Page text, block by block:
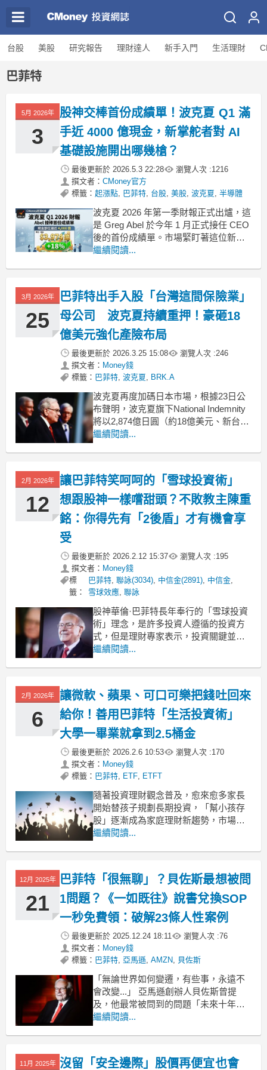
台股 美股 研究報告 理財達人 新手入門 生活理財
巴菲特
5月 2026年
3
股神交棒首份成績單！波克夏 Q1 滿
手近 4000 億現金，新掌舵者對 AI
基礎設施開出哪幾槍？
最後更新於 2026.5.3 22:28 瀏覽人次 :1216
撰文者： CMoney官方
標籤： 起漲點, 巴菲特, 台股, 美股, 波克夏, 半導體
波克夏 2026 年第一季財報正式出爐，這
是 Greg Abel 於今年 1 月正式接任 CEO
後的首份成績單。市場緊盯著這位新掌
門人，想知道他會如何處置龐大的資金
依照慣例，我們先攤開本次財報最核心
的四大數據（實際值 vs 去年同期）：-
營收
繼續閱讀...
3月 2026年
25
巴菲特出手入股「台灣這間保險業」
母公司 波克夏持續重押！豪砸18
億美元強化產險布局
最後更新於 2026.3.25 15:08 瀏覽人次 :246
撰文者： Money錢
標籤： 巴菲特, 波克夏, BRK.A
波克夏再度加碼日本市場，根據23日公
布聲明，波克夏旗下National Indemnity
將以2,874億日圓（約18億美元、新台幣
約578億元）策略入股東京海上控股
上產險母公司，此舉也被視為波克夏延
續其日本投資布局的重要一步
繼續閱讀...
2月 2026年
12
讓巴菲特笑呵呵的「雪球投資術」
想跟股神一樣嚐甜頭？不敗教主陳重
銘：你得先有「2後盾」才有機會享
受
最後更新於 2026.2.12 15:37 瀏覽人次 :195
撰文者： Money錢
標
籤：
巴菲特,聯詠(3034), 中信金(2891), 中信金,
雪球效應,聯詠
股神華倫·巴菲特長年奉行的「雪球投資
術」理念，是許多投資人遵循的投資方
式，但是理財專家表示，投資關鍵並非
一夕致富，想要資產如雪球般越滾越
菲特投資3箭：讓資產乖乖長大 股神巴
菲特的「雪球投資術」當中，最簡單易
懂的描述，是當一顆濕濕的
繼續閱讀...
2月 2026年
6
讓微軟、蘋果、可口可樂把錢吐回來
給你！善用巴菲特「生活投資術」
大學一畢業就拿到2.5桶金
最後更新於 2026.2.6 10:53 瀏覽人次 :170
撰文者： Money錢
標籤： 巴菲特, ETF, ETFT
隨著投資理財觀念普及，愈來愈多家長
開始替孩子規劃長期投資，「幫小孩存
股」逐漸成為家庭理財新趨勢，市場上
常見的ETF選擇包括市值型與高股息
活投資術」，巨大的複利效果讓孩子在
大學畢業時累積數百萬元資產並非遙不
可及。 定期定額巨大複利優勢
繼續閱讀...
12月 2025年
21
巴菲特「很無聊」？貝佐斯最想被問
1問題？《一如既往》說書兌換SOP
一秒免費領：破解23條人性案例
最後更新於 2025.12.24 18:11 瀏覽人次 :76
撰文者： Money錢
標籤： 巴菲特, 亞馬遜, AMZN, 貝佐斯
「無論世界如何變遷，有些事，永遠不
會改變...」 亞馬遜創辦人貝佐斯曾提
及，他最常被問到的問題「未來十年會
有什麼改變？」卻幾乎從未有人反問
吒商場多年的亞馬遜創辦人貝佐斯，談
到「預測」這件事，他認為與其習慣追
繼續閱讀...
11月 2025年 沒留「安全邊際」股價再便宜也會